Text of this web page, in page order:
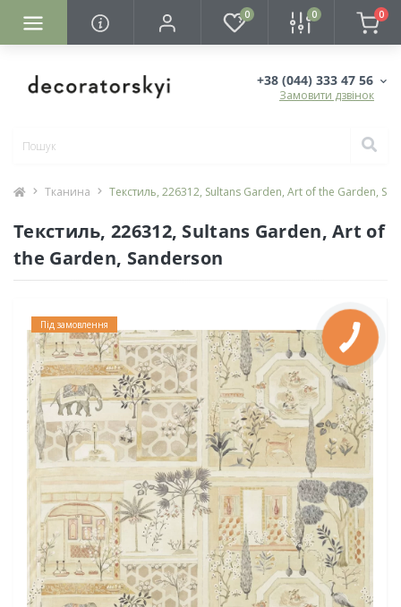
0 0 0
+38 (044) 333 47 56
Замовити дзвінок
Тканина Текстиль, 226312, Sultans Garden, Art of the Garden,
Текстиль, 226312, Sultans Garden, Art of
the Garden, Sanderson
Під замовлення